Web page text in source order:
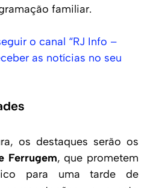
familiar.
o canal “RJ Info –
as notícias no seu
os destaques serão os
Ferrugem, que prometem
para uma tarde de